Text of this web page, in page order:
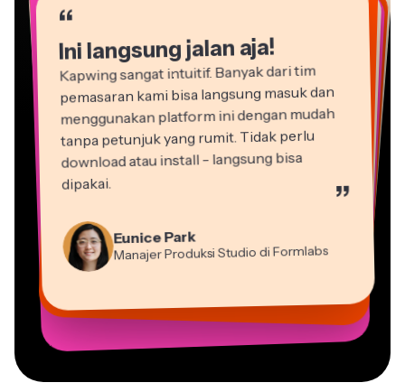
Ini langsung jalan aja!
Kapwing sangat intuitif. Banyak dari tim
pemasaran kami bisa langsung masuk dan
menggunakan platform ini dengan mudah
tanpa petunjuk yang rumit. Tidak perlu
download atau install - langsung bisa
dipakai. ”
Manajer Produksi Studio di Formlabs
Vannesia Darby
CEO di MOXIE Nashville
Grant Taleck
Panos Papagapiou
Mitra Pengelola di EPATHLON
Kerry-lee Farla
Gracie Peng
Direktur Konten
Heidi Rae
Pendidikan
Konsultan
Mitch Rawlings
Dina Segovia
Pekerja Freelance Virtual